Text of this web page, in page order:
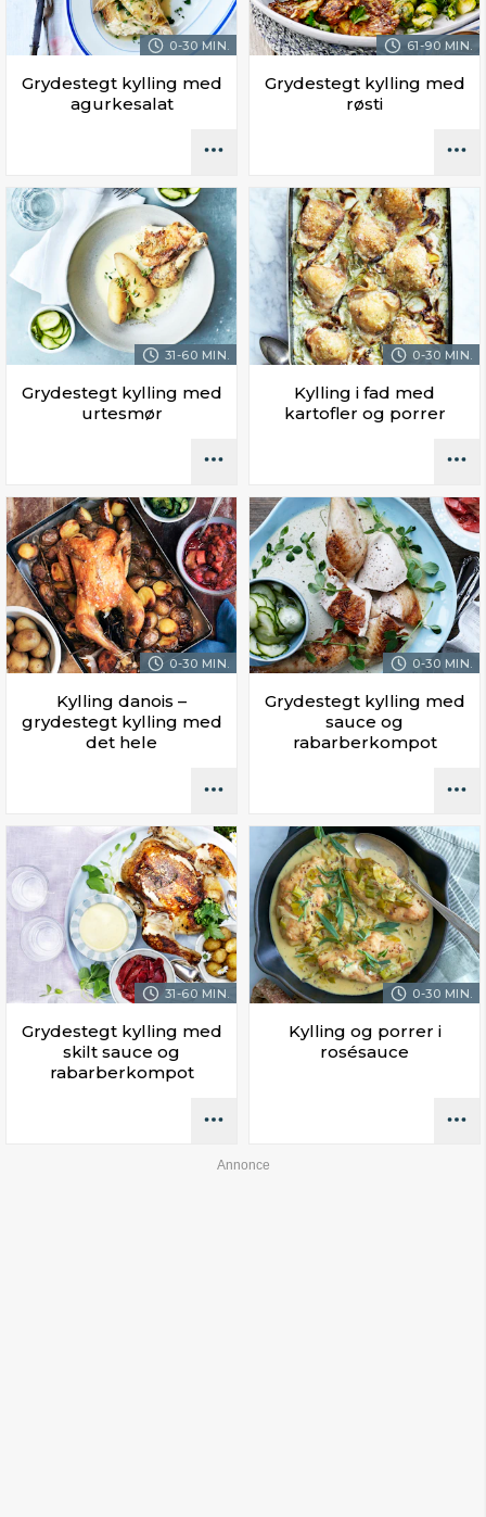
0-30 MIN.
Grydestegt kylling med
agurkesalat
61-90 MIN.
Grydestegt kylling med
røsti
31-60 MIN.
Grydestegt kylling med
urtesmør
0-30 MIN.
Kylling i fad med
kartofler og porrer
0-30 MIN.
Kylling danois –
grydestegt kylling med
det hele
0-30 MIN.
Grydestegt kylling med
sauce og
rabarberkompot
31-60 MIN.
Grydestegt kylling med
skilt sauce og
rabarberkompot
0-30 MIN.
Kylling og porrer i
rosésauce